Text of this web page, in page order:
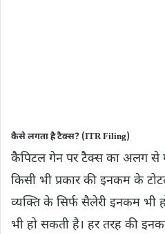
कैसे लगता है टैक्स? (ITR Filing)
कैपिटल गेन पर टैक्स का अलग से
किसी भी प्रकार की इनकम के
व्यक्ति के सिर्फ सैलेरी इनकम भी
भी हो सकती है। हर तरह की